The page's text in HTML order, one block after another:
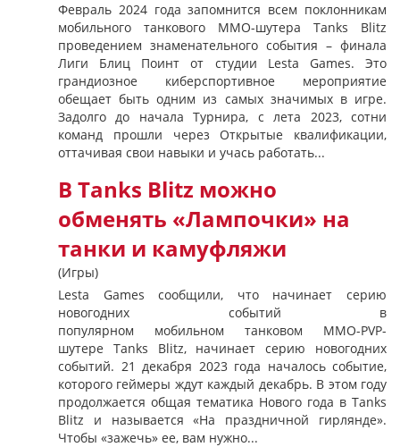
Февраль 2024 года запомнится всем поклонникам
мобильного танкового MMO-шутера Tanks Blitz
проведением знаменательного события – финала
Лиги Блиц Поинт от студии Lesta Games. Это
грандиозное киберспортивное мероприятие
обещает быть одним из самых значимых в игре.
Задолго до начала Турнира, с лета 2023, сотни
команд прошли через Открытые квалификации,
оттачивая свои навыки и учась работать...
В Tanks Blitz можно
обменять «Лампочки» на
танки и камуфляжи
(Игры)
Lesta Games сообщили, что начинает серию
новогодних событий в
популярном мобильном танковом MMO-PVP-
шутере Tanks Blitz, начинает серию новогодних
событий. 21 декабря 2023 года началось событие,
которого геймеры ждут каждый декабрь. В этом году
продолжается общая тематика Нового года в Tanks
Blitz и называется «На праздничной гирлянде».
Чтобы «зажечь» ее, вам нужно...